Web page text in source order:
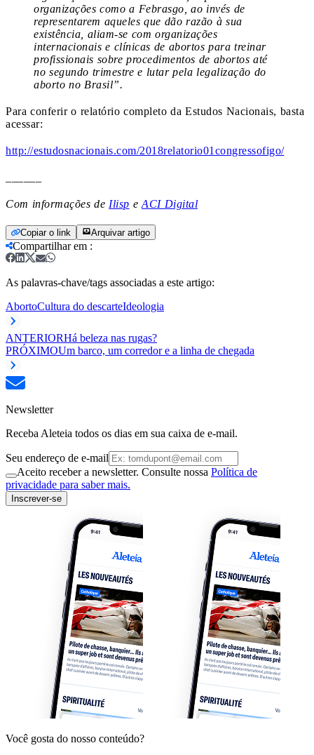
organizações como a Febrasgo, ao invés de
representarem aqueles que dão razão à sua
existência, aliam-se com organizações
internacionais e clínicas de abortos para treinar
profissionais sobre procedimentos de abortos até
no segundo trimestre e lutar pela legalização do
aborto no Brasil”.
Para conferir o relatório completo da Estudos Nacionais, basta
acessar:
http://estudosnacionais.com/2018relatorio01congressofigo/
Com informações de Ilisp e ACI Digital
Copiar o link Arquivar artigo
Compartilhar em :
As palavras-chave/tags associadas a este artigo:
AbortoCultura do descarteIdeologia
ANTERIORHá beleza nas rugas?
PRÓXIMOUm barco, um corredor e a linha de chegada
Newsletter
Receba Aleteia todos os dias em sua caixa de e-mail.
Seu endereço de e-mail
Aceito receber a newsletter. Consulte nossa Política de
privacidade para saber mais.
Inscrever-se
Você gosta do nosso conteúdo?